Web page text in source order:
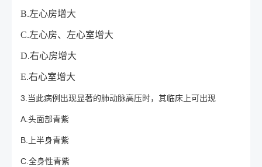
B.左心房增大
C.左心房、左心室增大
D.右心房增大
E.右心室增大
3.当此病例出现显著的肺动脉高压时，其临床上可出现
A.头面部青紫
B.上半身青紫
C.全身性青紫